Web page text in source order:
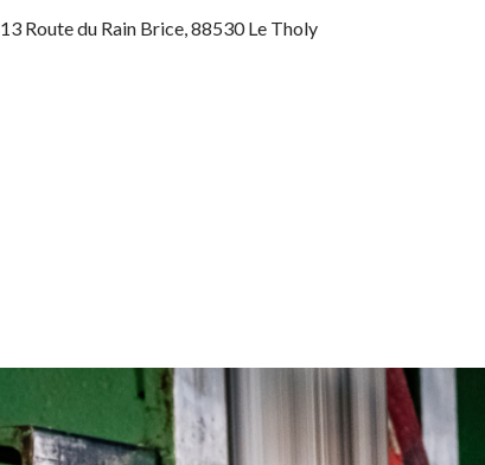
13 Route du Rain Brice, 88530 Le Tholy